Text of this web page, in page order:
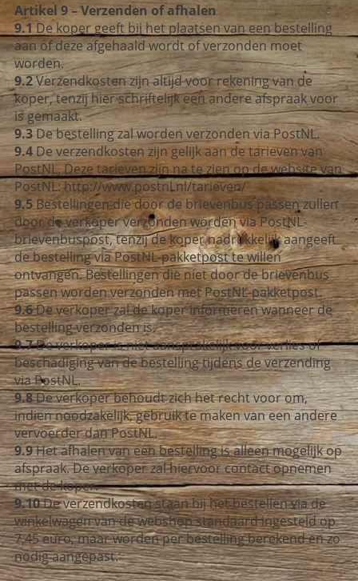
Artikel 9 – Verzenden of afhalen
9.1De koper geeft bij het plaatsen van een bestelling
aan of deze afgehaald wordt of verzonden moet
worden.
9.2Verzendkosten zijn altijd voor rekening van de
koper, tenzij hier schriftelijk een andere afspraak voor
is gemaakt.
9.3De bestelling zal worden verzonden via PostNL.
9.4De verzendkosten zijn gelijk aan de tarieven van
PostNL. Deze tarieven zijn na te zien op de website van
PostNL: http://www.postnl.nl/tarieven/
9.5Bestellingen die door de brievenbus passen zullen
door de verkoper verzonden worden via PostNL-
brievenbuspost, tenzij de koper nadrukkelijk aangeeft
de bestelling via PostNL-pakketpost te willen
ontvangen. Bestellingen die niet door de brievenbus
passen worden verzonden met PostNL-pakketpost.
9.6De verkoper zal de koper informeren wanneer de
bestelling verzonden is.
9.7De verkoper is niet aansprakelijk voor verlies of
beschadiging van de bestellingtijdens de verzending
via PostNL.
9.8De verkoper behoudt zich het recht voor om,
indien noodzakelijk, gebruik temaken van een andere
vervoerder dan PostNL.
9.9Het afhalen van een bestelling is alleen mogelijk op
afspraak.De verkoper zal hiervoor contact opnemen
met de koper.
9.10De verzendkosten staan bij het bestellen via de
winkelwagen van de webshopstandaard ingesteld op
7,45 euro, maar worden per bestelling berekend enzo
nodig aangepast.